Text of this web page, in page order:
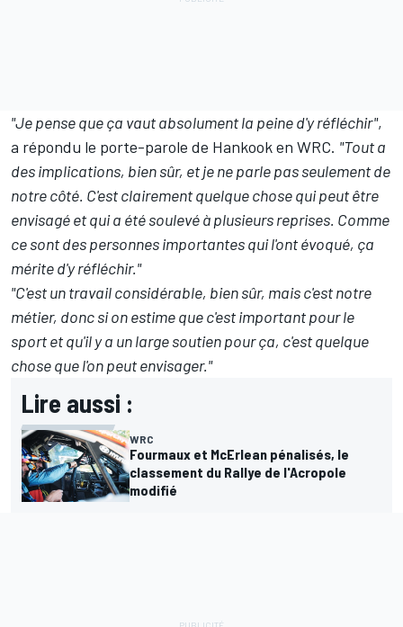
"Je pense que ça vaut absolument la peine d'y réfléchir",
a répondu le porte-parole de Hankook en WRC. "Tout a
des implications, bien sûr, et je ne parle pas seulement de
notre côté. C'est clairement quelque chose qui peut être
envisagé et qui a été soulevé à plusieurs reprises. Comme
ce sont des personnes importantes qui l'ont évoqué, ça
mérite d'y réfléchir."
"C'est un travail considérable, bien sûr, mais c'est notre
métier, donc si on estime que c'est important pour le
sport et qu'il y a un large soutien pour ça, c'est quelque
chose que l'on peut envisager."
Lire aussi :
WRC
Fourmaux et McErlean pénalisés, le
classement du Rallye de l'Acropole
modifié